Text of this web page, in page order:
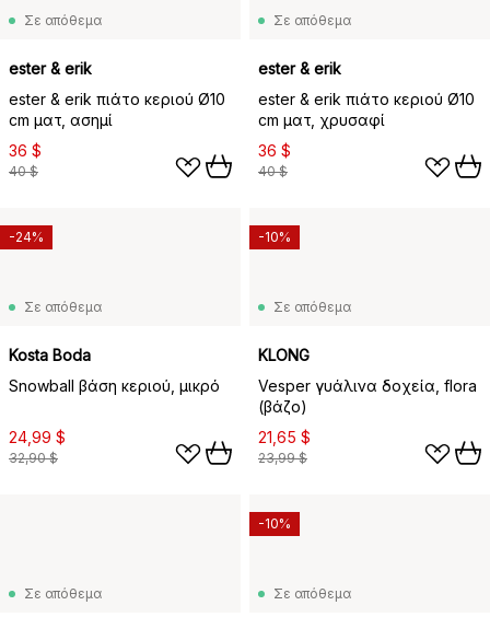
Σε απόθεμα
ester & erik
ester & erik πιάτο κεριού Ø10
cm ματ, ασημί
36 $
40 $
Σε απόθεμα
ester & erik
ester & erik πιάτο κεριού Ø10
cm ματ, χρυσαφί
36 $
40 $
Σε απόθεμα
Kosta Boda
Snowball βάση κεριού, μικρό
24,99 $
32,90 $
-24%
Σε απόθεμα
KLONG
Vesper γυάλινα δοχεία, flora
(βάζο)
21,65 $
23,99 $
-10%
Σε απόθεμα Σε απόθεμα
-10%